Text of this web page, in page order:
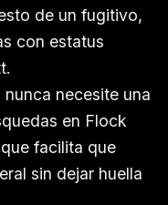
de un fugitivo,
con estatus
necesite una
en Flock
facilita que
sin dejar huella